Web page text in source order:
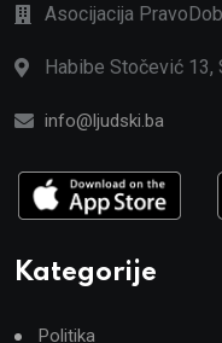
Asocijacija
Habibe Stočević 13,
info@ljudski.ba
Kategorije
Politika